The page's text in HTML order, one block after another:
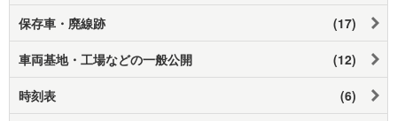
保存車・廃線跡 (17)
車両基地・工場などの一般公開 (12)
時刻表 (6)